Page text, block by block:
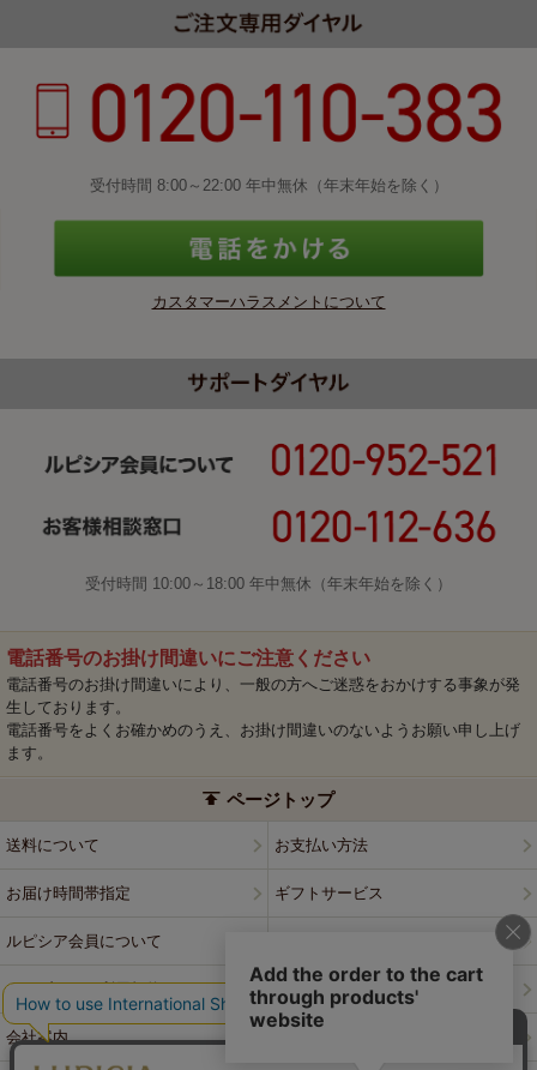
受付時間 8:00～22:00 年中無休（年末年始を除く）
カスタマーハラスメントについて
受付時間 10:00～18:00 年中無休（年末年始を除く）
電話番号のお掛け間違いにご注意ください
電話番号のお掛け間違いにより、一般の方へご迷惑をおかけする事象が発
生しております。
電話番号をよくお確かめのうえ、お掛け間違いのないようお願い申し上げ
ます。
ページトップ
送料について お支払い方法
お届け時間帯指定 ギフトサービス
ルピシア会員について
ウェブサイト利用規約 特定商取引法に基づく表記
会社案内